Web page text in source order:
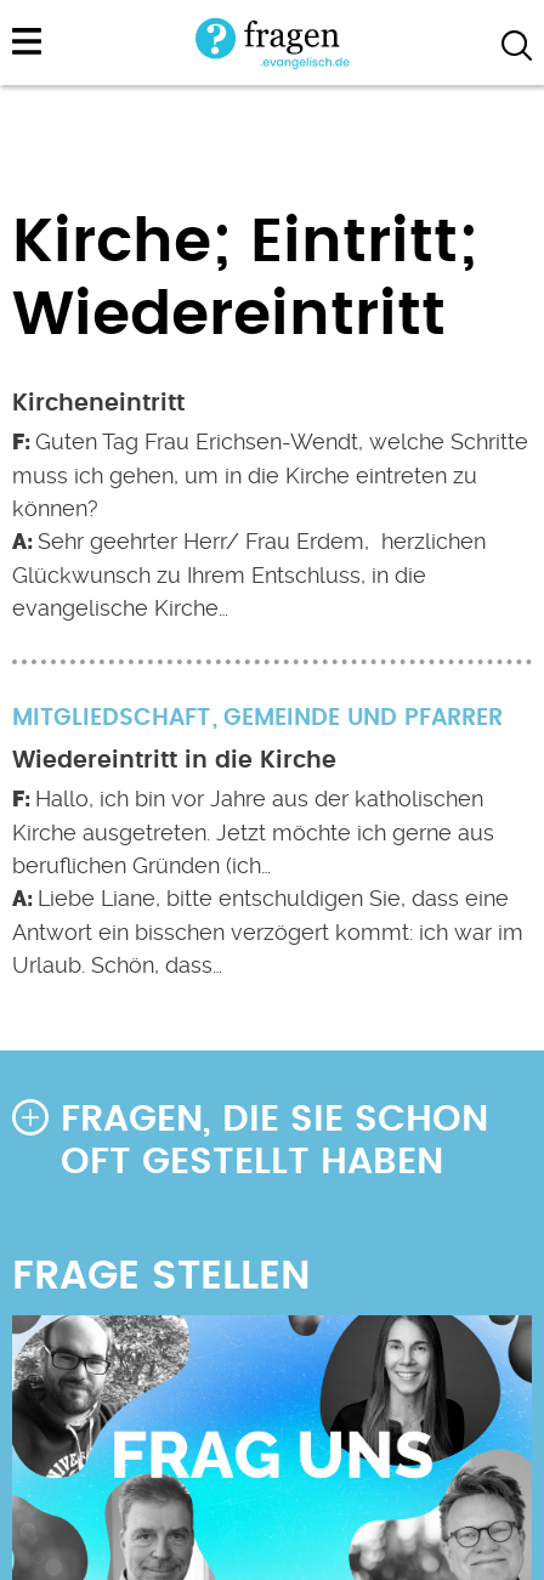
Direkt
zum
Kirche; Eintritt;
Wiedereintritt
Kircheneintritt
Guten Tag Frau Erichsen-Wendt, welche Schritte
muss ich gehen, um in die Kirche eintreten zu
können?
Sehr geehrter Herr/ Frau Erdem, herzlichen
Glückwunsch zu Ihrem Entschluss, in die
evangelische Kirche…
MITGLIEDSCHAFT GEMEINDE UND PFARRER
Wiedereintritt in die Kirche
Hallo, ich bin vor Jahre aus der katholischen
Kirche ausgetreten. Jetzt möchte ich gerne aus
beruflichen Gründen (ich…
Liebe Liane, bitte entschuldigen Sie, dass eine
Antwort ein bisschen verzögert kommt: ich war im
Urlaub. Schön, dass…
FRAGEN, DIE SIE SCHON
OFT GESTELLT HABEN